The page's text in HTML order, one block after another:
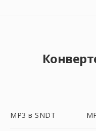
MP3 в SNDT